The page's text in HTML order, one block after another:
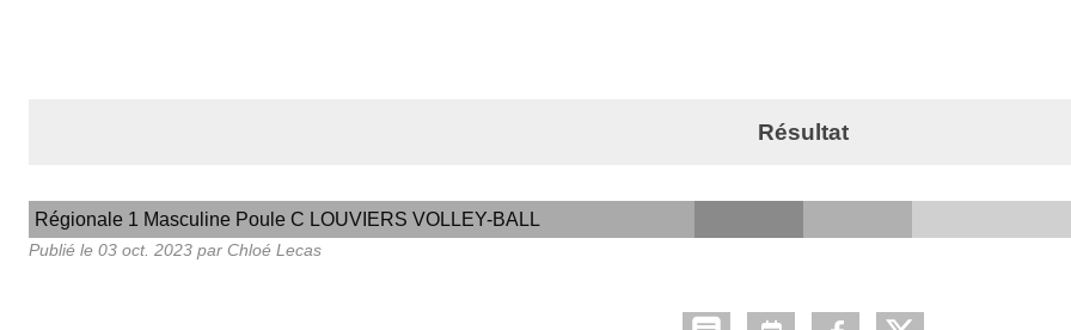
Résultat
Régionale 1 Masculine Poule C LOUVIERS VOLLEY-BALL
Publié le 03 oct. 2023 par Chloé Lecas